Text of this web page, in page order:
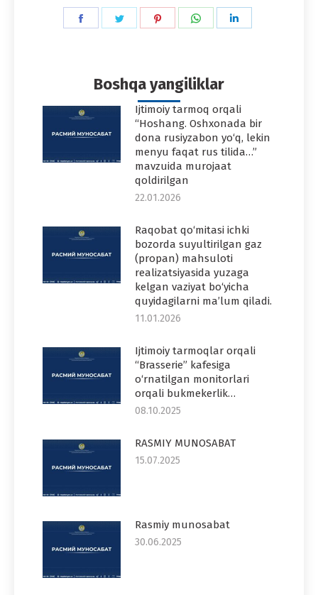
Share
Share
Share
Share
Boshqa yangiliklar
Ijtimoiy tarmoq orqali
“Hoshang. Oshxonada bir
dona rusiyzabon yo‘q, lekin
menyu faqat rus tilida…”
mavzuida murojaat
qoldirilgan
22.01.2026
Raqobat qo‘mitasi ichki
bozorda suyultirilgan gaz
(propan) mahsuloti
realizatsiyasida yuzaga
kelgan vaziyat bo‘yicha
quyidagilarni ma’lum qiladi.
11.01.2026
Ijtimoiy tarmoqlar orqali
“Brasserie” kafesiga
o‘rnatilgan monitorlari
orqali bukmekerlik…
08.10.2025
RASMIY MUNOSABAT
15.07.2025
Rasmiy munosabat
30.06.2025